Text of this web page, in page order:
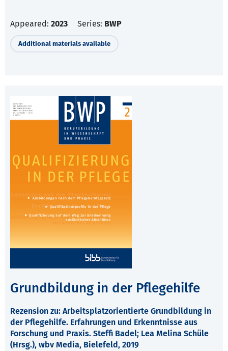
Appeared: 2023 Series: BWP
Additional materials available
Grundbildung in der Pflegehilfe
Rezension zu: Arbeitsplatzorientierte Grundbildung in
der Pflegehilfe. Erfahrungen und Erkenntnisse aus
Forschung und Praxis. Steffi Badel; Lea Melina Schüle
(Hrsg.), wbv Media, Bielefeld, 2019